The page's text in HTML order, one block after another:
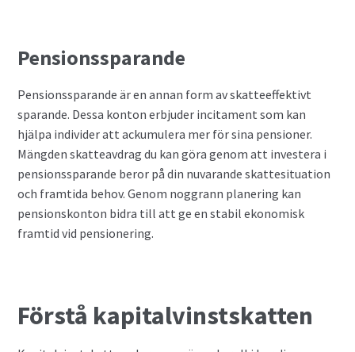
Pensionssparande
Pensionssparande är en annan form av skatteeffektivt
sparande. Dessa konton erbjuder incitament som kan
hjälpa individer att ackumulera mer för sina pensioner.
Mängden skatteavdrag du kan göra genom att investera i
pensionssparande beror på din nuvarande skattesituation
och framtida behov. Genom noggrann planering kan
pensionskonton bidra till att ge en stabil ekonomisk
framtid vid pensionering.
Förstå kapitalvinstskatten